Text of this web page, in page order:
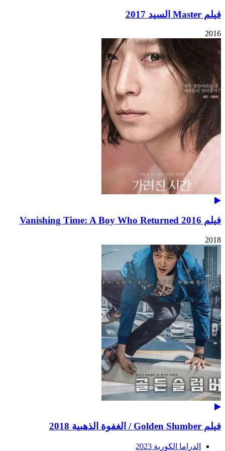
فيلم Master السيد 2017
2016
فيلم Vanishing Time: A Boy Who Returned 2016
2018
فيلم Golden Slumber / الغفوة الذهبية 2018
الدراما الكورية 2023